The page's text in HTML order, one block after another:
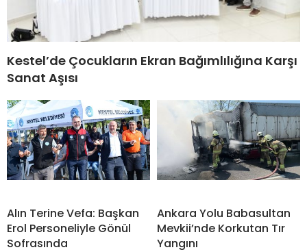
Kestel’de Çocukların Ekran Bağımlılığına Karşı
Sanat Aşısı
Alın Terine Vefa: Başkan
Erol Personeliyle Gönül
Sofrasında
Ankara Yolu Babasultan
Mevkii’nde Korkutan Tır
Yangını